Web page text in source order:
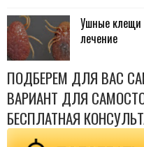
Ушные клещи
лечение
ПОДБЕРЕМ ДЛЯ ВАС
ВАРИАНТ ДЛЯ
БЕСПЛАТНАЯ